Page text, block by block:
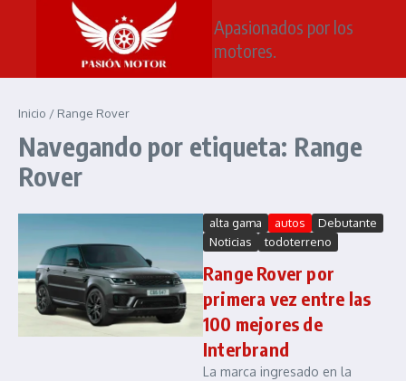
Saltar al contenido
Apasionados por los
motores.
Inicio / Range Rover
Navegando por etiqueta: Range
Rover
alta gama autos
Debutante
Noticias
todoterreno
Range Rover por
primera vez entre las
100 mejores de
Interbrand
La marca ingresado en la